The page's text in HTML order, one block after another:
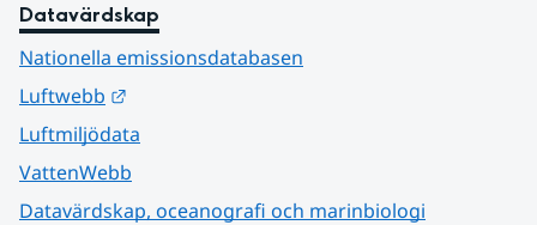
Datavärdskap
Nationella emissionsdatabasen
Luftwebb
Luftmiljödata
VattenWebb
Datavärdskap, oceanografi och marinbiologi